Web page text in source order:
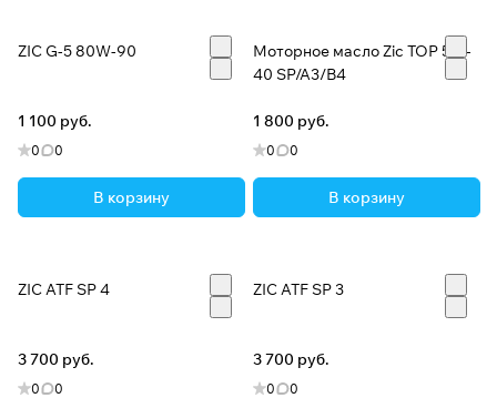
ZIC G-5 80W-90
1 100 руб.
0 0
В корзину
Моторное масло Zic TOP 5W-
40 SP/A3/B4
1 800 руб.
0 0
В корзину
ZIC ATF SP 4
3 700 руб.
0 0
ZIC ATF SP 3
3 700 руб.
0 0